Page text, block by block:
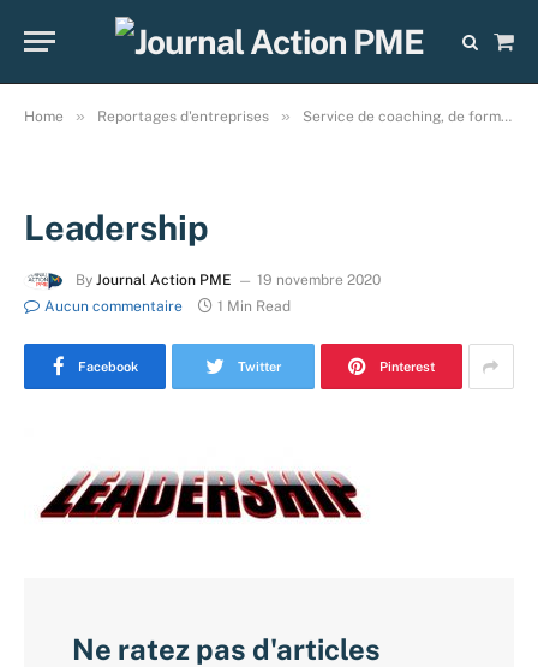
Cart
Home » Reportages d'entreprises » Service de coaching, de formation et de développement des compétences entrepreneuriales : reportage sur WEBCOACHS !
Leadership
By Journal Action PME
19 novembre 2020
Aucun commentaire
1 Min Read
Facebook Twitter Pinterest
Ne ratez pas d'articles